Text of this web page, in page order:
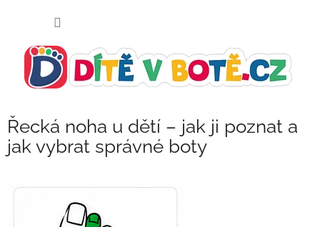
Řecká noha u dětí – jak ji poznat a
jak vybrat správné boty